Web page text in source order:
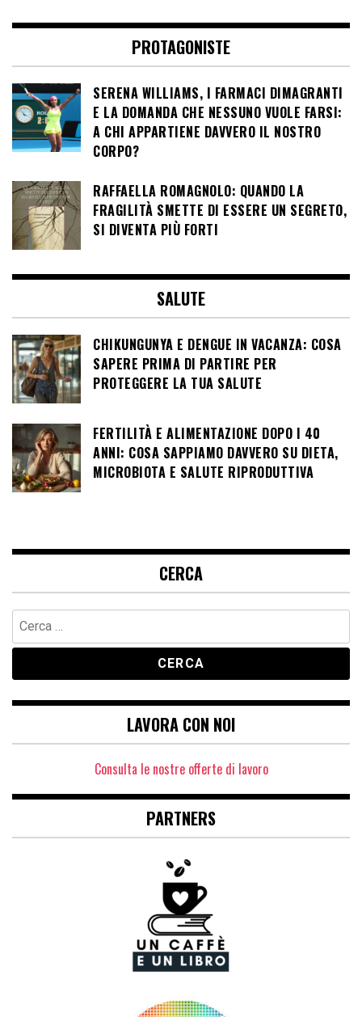
PROTAGONISTE
SERENA WILLIAMS, I FARMACI DIMAGRANTI
E LA DOMANDA CHE NESSUNO VUOLE FARSI:
A CHI APPARTIENE DAVVERO IL NOSTRO
CORPO?
RAFFAELLA ROMAGNOLO: QUANDO LA
FRAGILITÀ SMETTE DI ESSERE UN SEGRETO,
SI DIVENTA PIÙ FORTI
SALUTE
CHIKUNGUNYA E DENGUE IN VACANZA: COSA
SAPERE PRIMA DI PARTIRE PER
PROTEGGERE LA TUA SALUTE
FERTILITÀ E ALIMENTAZIONE DOPO I 40
ANNI: COSA SAPPIAMO DAVVERO SU DIETA,
MICROBIOTA E SALUTE RIPRODUTTIVA
CERCA
Ricerca
per:
LAVORA CON NOI
Consulta le nostre offerte di lavoro
PARTNERS